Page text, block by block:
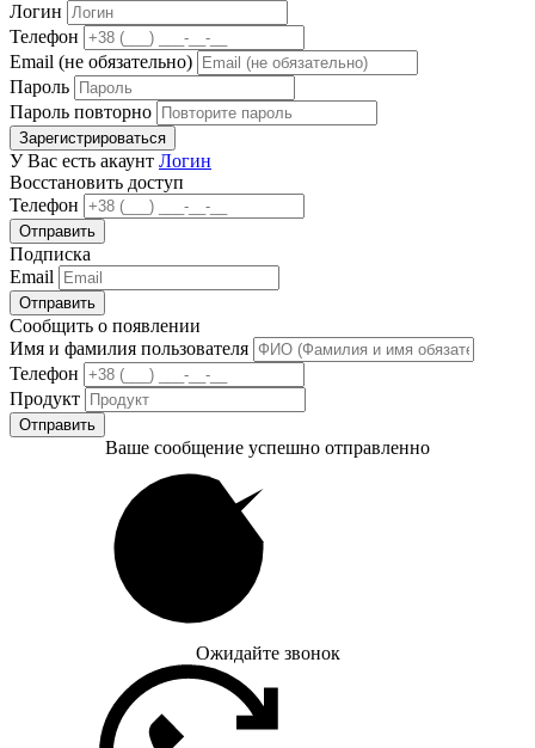
Логин
Телефон
Email (не обязательно)
Пароль
Пароль повторно
Зарегистрироваться
У Вас есть акаунт Логин
Восстановить доступ
Телефон
Отправить
Подписка
Email
Отправить
Сообщить о появлении
Имя и фамилия пользователя
Телефон
Продукт
Отправить
Ваше сообщение успешно отправленно
Ожидайте звонок